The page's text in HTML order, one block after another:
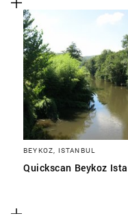
BEYKOZ, ISTANBUL
Quickscan Beykoz